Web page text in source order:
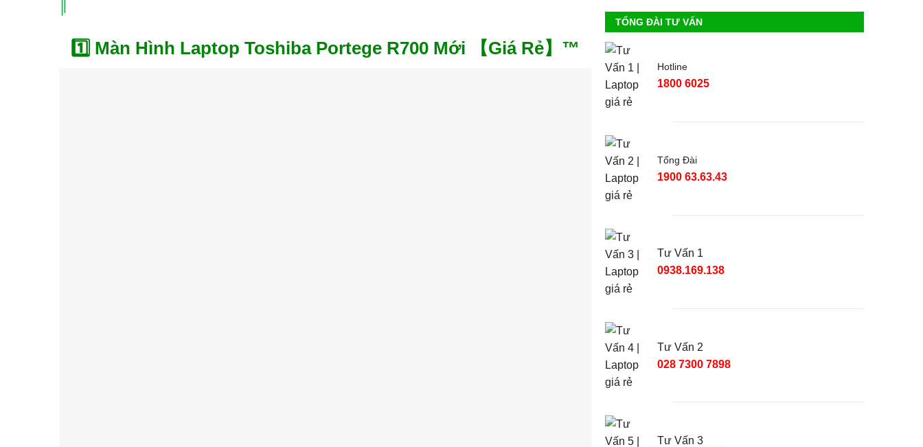
1️⃣ Màn Hình Laptop Toshiba Portege R700 Mới 【Giá Rẻ】™
TỔNG ĐÀI TƯ VẤN
Hotline
1800 6025
Tổng Đài
1900 63.63.43
Tư Vấn 1
0938.169.138
Tư Vấn 2
028 7300 7898
Tư Vấn 3